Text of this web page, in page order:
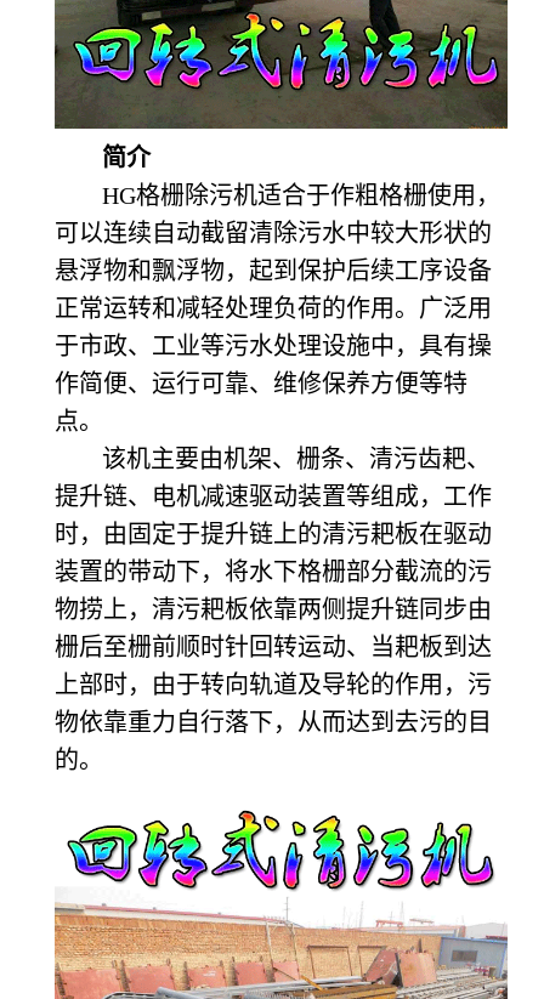
简介
HG格栅除污机适合于作粗格栅使用，
可以连续自动截留清除污水中较大形状的
悬浮物和飘浮物，起到保护后续工序设备
正常运转和减轻处理负荷的作用。广泛用
于市政、工业等污水处理设施中，具有操
作简便、运行可靠、维修保养方便等特
点。
该机主要由机架、栅条、清污齿耙、
提升链、电机减速驱动装置等组成，工作
时，由固定于提升链上的清污耙板在驱动
装置的带动下，将水下格栅部分截流的污
物捞上，清污耙板依靠两侧提升链同步由
栅后至栅前顺时针回转运动、当耙板到达
上部时，由于转向轨道及导轮的作用，污
物依靠重力自行落下，从而达到去污的目
的。